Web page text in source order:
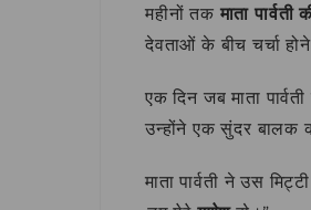
महीनों तक माता पार्वती
देवताओं के बीच चर्चा
एक दिन जब माता
उन्होंने एक सुंदर बालक
माता पार्वती ने उस